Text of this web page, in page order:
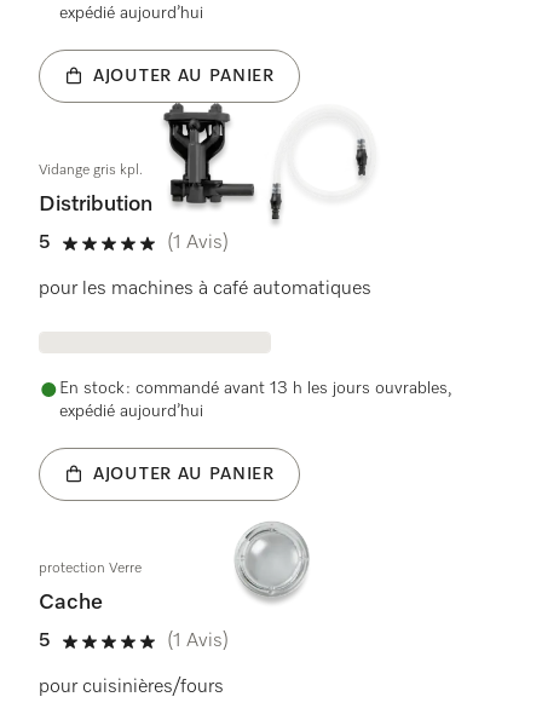
expédié aujourd’hui
AJOUTER AU PANIER
Vidange gris kpl.
Distribution
5
5 étoiles sur 5
(1 Avis)
pour les machines à café automatiques
En stock : commandé avant 13 h les jours ouvrables,
expédié aujourd’hui
AJOUTER AU PANIER
protection Verre
Cache
5
5 étoiles sur 5
(1 Avis)
pour cuisinières/fours